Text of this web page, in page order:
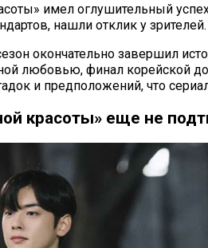
имел оглушительный
нашли отклик у зрителей.
окончательно завершил
любовью, финал корейской
и предположений, что
красоты» еще не